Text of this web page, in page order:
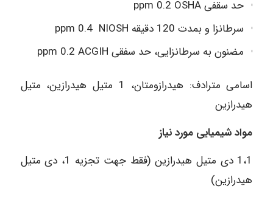
حد سقفى ppm 0.2 OSHA
سرطانزا و بمدت 120 دقیقه ppm 0.4 NIOSH
مضنون به سرطانزایی، حد سفقی ppm 0.2 ACGIH
اسامی مترادف: هیدرازومتان، 1 متیل هیدرازین، متیل
هیدرازین
مواد شیمیایی مورد نیاز
1،1 دی متیل هیدرازین (فقط جهت تجزیه 1، دی متیل
هیدرازین)